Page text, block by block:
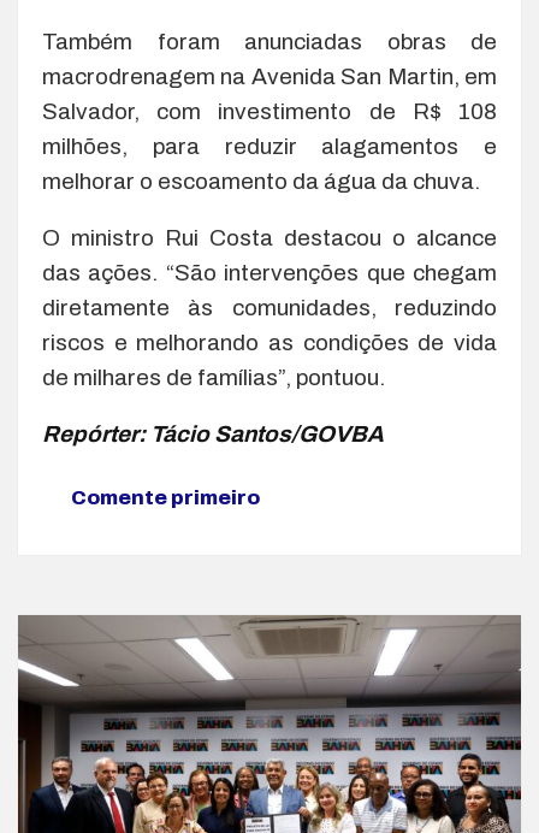
Também foram anunciadas obras de
macrodrenagem na Avenida San Martin, em
Salvador, com investimento de R$ 108
milhões, para reduzir alagamentos e
melhorar o escoamento da água da chuva.
O ministro Rui Costa destacou o alcance
das ações. “São intervenções que chegam
diretamente às comunidades, reduzindo
riscos e melhorando as condições de vida
de milhares de famílias”, pontuou.
Repórter: Tácio Santos/GOVBA
Comente primeiro